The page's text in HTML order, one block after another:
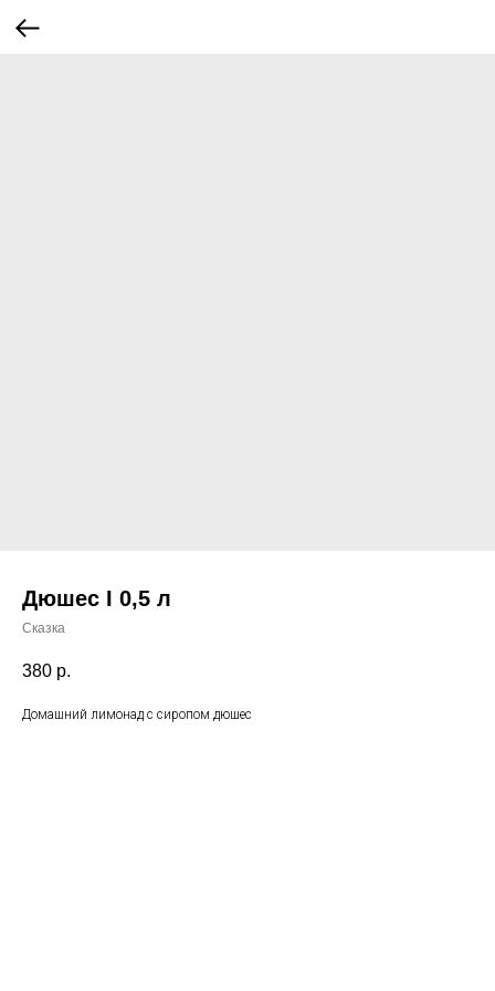
Дюшес I 0,5 л
Сказка
380 р.
Домашний лимонад с сиропом дюшес